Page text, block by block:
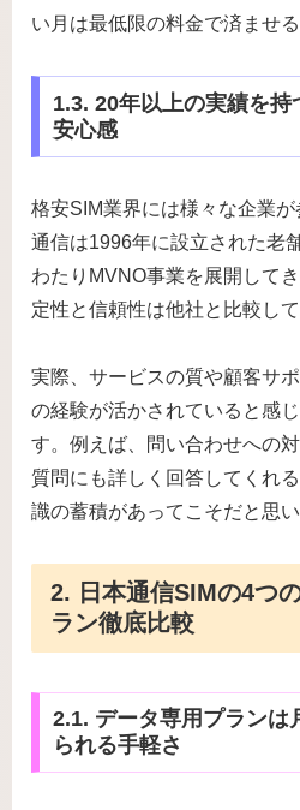
い月は最低限の料金で済ませ
1.3. 20年以上の実績を
安心感
格安SIM業界には様々な企業
通信は1996年に設立された老
わたりMVNO事業を展開して
定性と信頼性は他社と比較し
実際、サービスの質や顧客サ
の経験が活かされていると感
す。例えば、問い合わせへの
質問にも詳しく回答してくれ
識の蓄積があってこそだと思い
2. 日本通信SIMの4つ
ラン徹底比較
2.1. データ専用プランは
られる手軽さ